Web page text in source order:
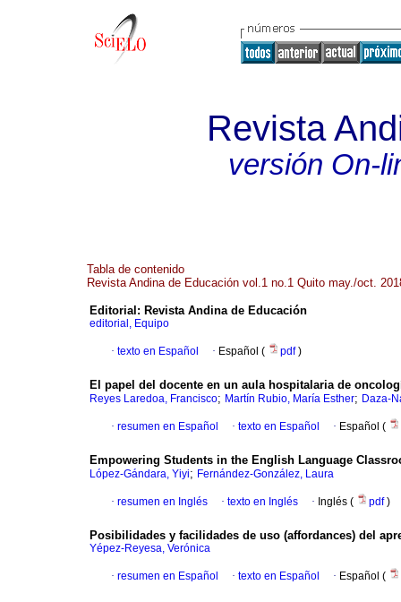
Revista
versión On-
Tabla de contenido
Revista Andina de Educación vol.1 no.1 Quito may./oct.
Editorial: Revista Andina de Educación
editorial, Equipo
· texto en Español · Español ( pdf)
El papel del docente en un aula hospitalaria de
Reyes Laredoa, Francisco; Martín Rubio, María Esther; Daza-
· resumen en Español · texto en Español · Español (
Empowering Students in the English Language
López-Gándara, Yiyi; Fernández-González, Laura
· resumen en Inglés · texto en Inglés · Inglés ( pdf)
Posibilidades y facilidades de uso (affordances) del
Yépez-Reyesa, Verónica
· resumen en Español · texto en Español · Español (